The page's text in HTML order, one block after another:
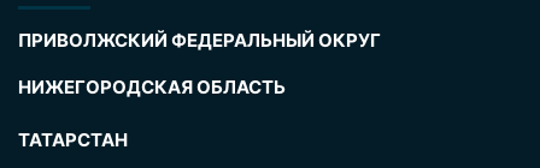
ПРИВОЛЖСКИЙ ФЕДЕРАЛЬНЫЙ ОКРУГ
НИЖЕГОРОДСКАЯ ОБЛАСТЬ
ТАТАРСТАН